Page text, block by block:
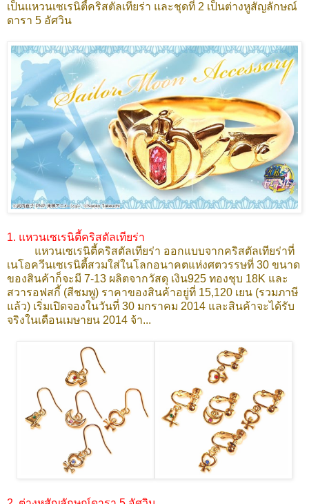
เป็นแหวนเซเรนิตี้คริสตัลเทียร่า และชุดที่ 2 เป็นต่างหูสัญลักษณ์
ดารา 5 อัศวิน
1. แหวนเซเรนิตี้คริสตัลเทียร่า
แหวนเซเรนิตี้คริสตัลเทียร่า ออกแบบจากคริสตัลเทียร่าที่
เนโอควีนเซเรนิตี้สวมใส่ในโลกอนาคตแห่งศตวรรษที่ 30 ขนาด
ของสินค้าก็จะมี 7-13 ผลิตจากวัสดุ เงิน925 ทองชุบ 18K และ
สวารอฟสกี้ (สีชมพู) ราคาของสินค้าอยู่ที่ 15,120 เยน (รวมภาษี
แล้ว) เริ่มเปิดจองในวันที่ 30 มกราคม 2014 และสินค้าจะได้รับ
จริงในเดือนเมษายน 2014 จ้า...